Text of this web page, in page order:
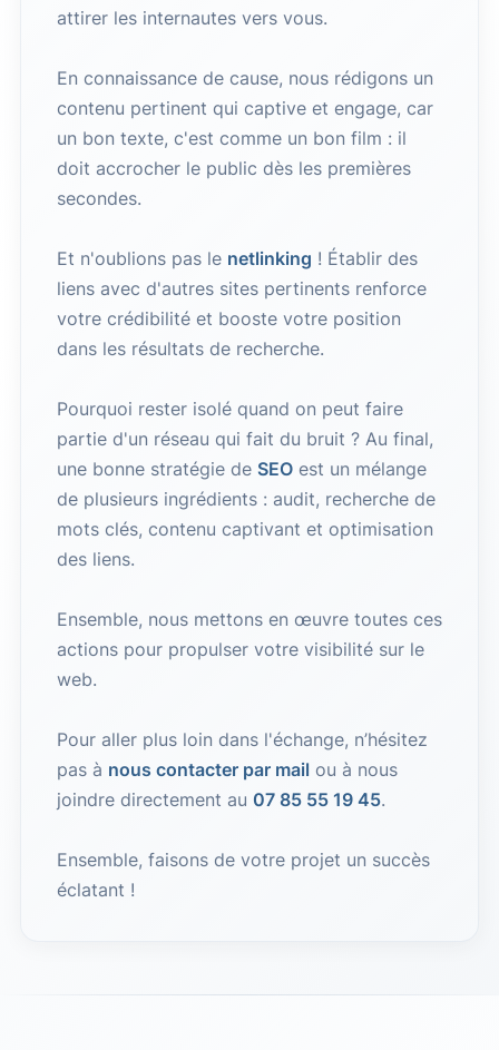
attirer les internautes vers vous.
En connaissance de cause, nous rédigons un
contenu pertinent qui captive et engage, car
un bon texte, c'est comme un bon film : il
doit accrocher le public dès les premières
secondes.
Et n'oublions pas le netlinking ! Établir des
liens avec d'autres sites pertinents renforce
votre crédibilité et booste votre position
dans les résultats de recherche.
Pourquoi rester isolé quand on peut faire
partie d'un réseau qui fait du bruit ? Au final,
une bonne stratégie de SEOest un mélange
de plusieurs ingrédients : audit, recherche de
mots clés, contenu captivant et optimisation
des liens.
Ensemble, nous mettons en œuvre toutes ces
actions pour propulser votre visibilité sur le
web.
Pour aller plus loin dans l'échange, n’hésitez
pas à nous contacter par mail ou à nous
joindre directement au 07 85 55 19 45.
Ensemble, faisons de votre projet un succès
éclatant !